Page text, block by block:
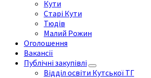
Кути
Старі Кути
Тюдів
Малий Рожин
Оголошення
Вакансії
Публічні закупівлі
Відділ освіти Кутської ТГ